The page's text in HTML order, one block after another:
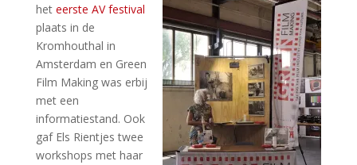
het eerste AV festival
plaats in de
Kromhouthal in
Amsterdam en Green
Film Making was erbij
met een
informatiestand. Ook
gaf Els Rientjes twee
workshops met haar